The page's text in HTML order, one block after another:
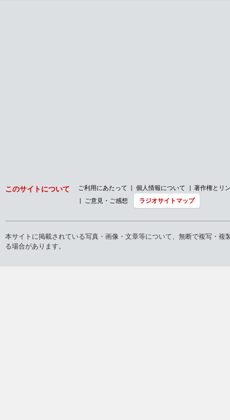
このサイトについて ご利用にあたって 個人情報について
著作権とリ
ご意見・ご感想
ラジオサイトマップ
本サイトに掲載されている写真・画像・文章等について、無断で複写・
る場合があります。